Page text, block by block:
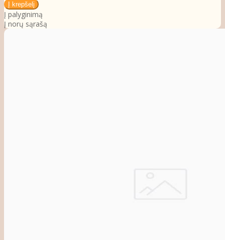
Į palyginimą
Į norų sąrašą